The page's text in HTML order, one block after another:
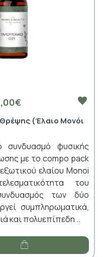
(Έλαιο Μονόι
συνδυασμό φυσικής
με το compo pack
ελαίου Monoi
του
των δύο
συμπληρωματικά,
και πολυεπίπεδη ..